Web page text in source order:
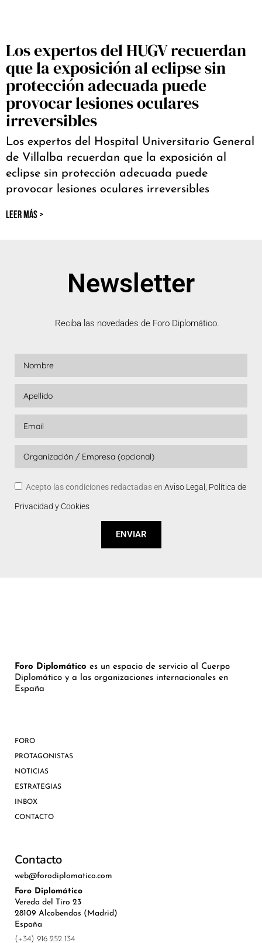
Los expertos del HUGV recuerdan
que la exposición al eclipse sin
protección adecuada puede
provocar lesiones oculares
irreversibles
Los expertos del Hospital Universitario General
de Villalba recuerdan que la exposición al
eclipse sin protección adecuada puede
provocar lesiones oculares irreversibles
LEER MÁS >
Newsletter
Reciba las novedades de Foro Diplomático.
Acepto las condiciones redactadas en Aviso Legal, Política de
Privacidad y Cookies
ENVIAR
Foro Diplomático es un espacio de servicio al Cuerpo
Diplomático y a las organizaciones internacionales en
España
FORO
PROTAGONISTAS
NOTICIAS
ESTRATEGIAS
INBOX
CONTACTO
Contacto
web@forodiplomatico.com
Foro Diplomático
Vereda del Tiro 23
28109 Alcobendas (Madrid)
España
(+34) 916 252 134